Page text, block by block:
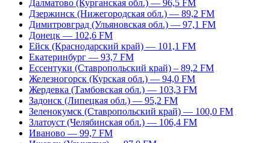
Далматово (Курганская обл.) — 96,5 FM
Дзержинск (Нижегородская обл.) — 89,2 FM
Димитровград (Ульяновская обл.) — 97,1 FM
Донецк — 102,6 FM
Ейск (Краснодарский край) — 101,1 FM
Екатеринбург — 93,7 FM
Ессентуки (Ставропольский край) – 89,2 FM
Железногорск (Курская обл.) — 94,0 FM
Жердевка (Тамбовская обл.) — 103,3 FM
Задонск (Липецкая обл.) — 95,2 FM
Зеленокумск (Ставропольский край) — 100,0 FM
Златоуст (Челябинская обл.) — 106,4 FM
Иваново — 99,7 FM